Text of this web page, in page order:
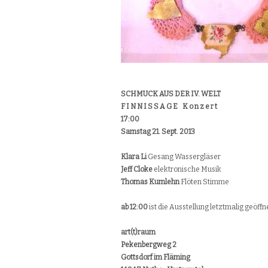
SCHMUCK AUS DER IV. WELT
F I N N I S S A G E K o n z e r t
17:00
Samstag 21. Sept. 2013
Klara LiGesang Wassergläser
Jeff Cloke elektronische Musik
Thomas KumlehnFlöten Stimme
ab 12:00ist die Ausstellung letztmalig
art(t)raum
Pekenbergweg 2
Gottsdorf im Fläming